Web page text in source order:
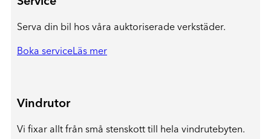
Serva din bil hos våra auktoriserade verkstäder.
Boka serviceLäs mer
Vindrutor
Vi fixar allt från små stenskott till hela vindrutebyten.